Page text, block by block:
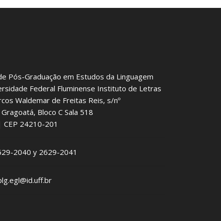
Pós-Graduação em Estudos da Linguagem
Federal Fluminense Instituto de Letras
Waldemar de Freitas Reis, s/nº
Bloco C Sala 518
CEP 24210-201
2040 y 2629-2041